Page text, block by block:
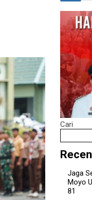
Cari
‎Jaga
Moyo
81